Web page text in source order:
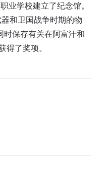
业学校建立了纪念馆。
和卫国战争时期的物
时保存有关在阿富汗和
了奖项。